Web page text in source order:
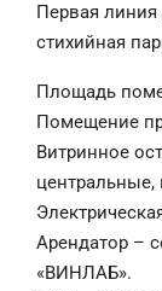
Первая
стихийная
Площадь
Помещение
Витринное
центральные,
Арендатор –
«ВИНЛАБ».